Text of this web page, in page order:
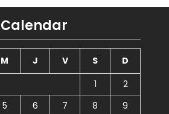
Calendar
M J V S
D
1
2
5 6 7 8
9